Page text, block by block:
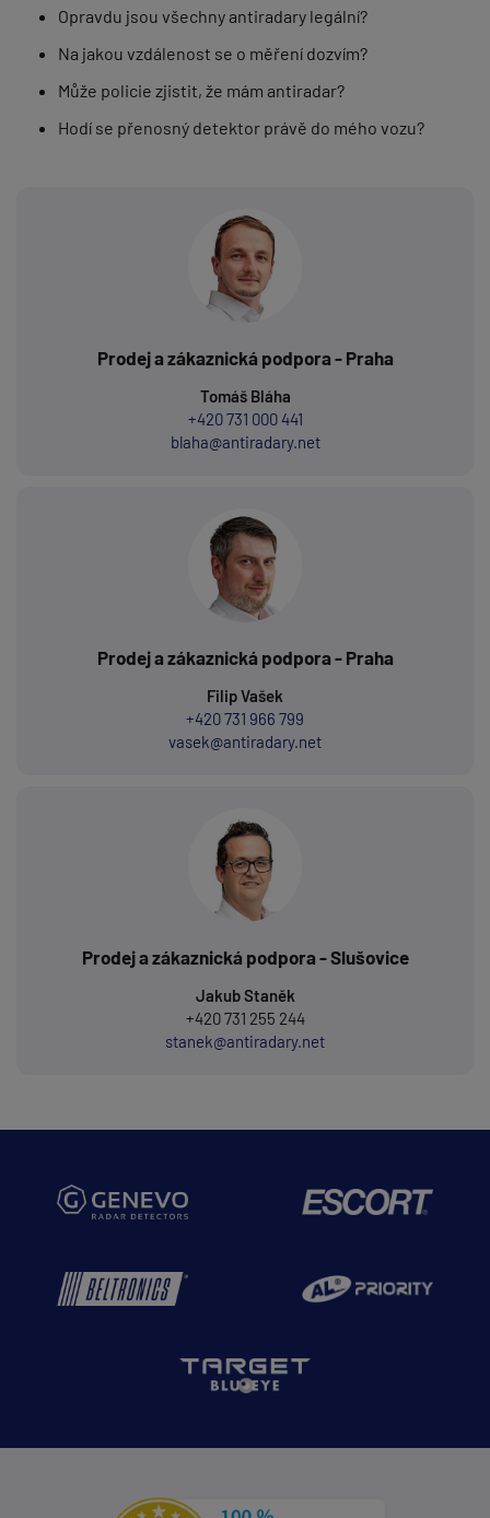
Opravdu jsou všechny antiradary legální?
Na jakou vzdálenost se o měření dozvím?
Může policie zjistit, že mám antiradar?
Hodí se přenosný detektor právě do mého vozu?
Prodej a zákaznická podpora - Praha
Tomáš Bláha
+420 731 000 441
blaha@antiradary.net
Prodej a zákaznická podpora - Praha
Filip Vašek
+420 731 966 799
vasek@antiradary.net
Prodej a zákaznická podpora - Slušovice
Jakub Staněk
+420 731 255 244
stanek@antiradary.net